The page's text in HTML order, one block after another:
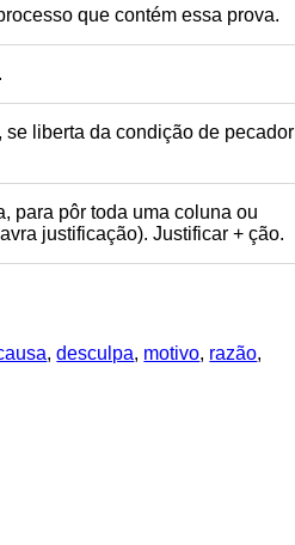
que contém essa prova.
liberta da condição de pecador
para pôr toda uma coluna ou
justificação). Justificar + ção.
,desculpa, motivo, razão,